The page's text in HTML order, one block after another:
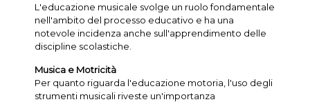
L'educazione musicale svolge un ruolo fondamentale
nell'ambito del processo educativo e ha una
notevole incidenza anche sull'apprendimento delle
discipline scolastiche.
Musica e Motricità
Per quanto riguarda l'educazione motoria, l'uso degli
strumenti musicali riveste un'importanza